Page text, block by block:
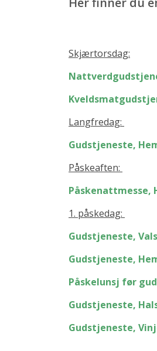
Skjærtorsdag:
Langfredag:
Gudstjeneste,
Påskeaften:
Påskenattmesse,
1. påskedag:
Gudstjeneste,
Gudstjeneste,
Påskelunsj før
Gudstjeneste,
Gudstjeneste,